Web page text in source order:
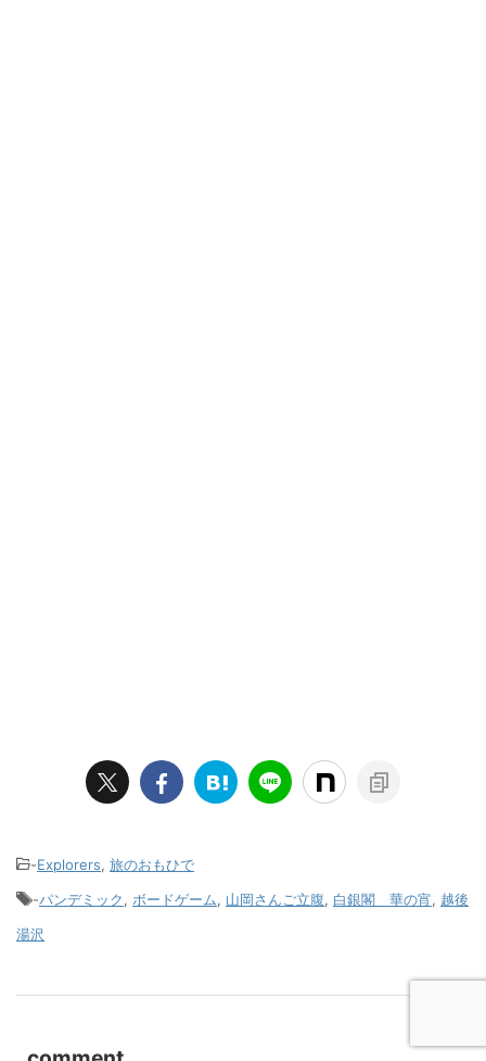
-Explorers, 旅のおもひで
-パンデミック, ボードゲーム, 山岡さんご立腹, 白銀閣 華の宵, 越後
湯沢